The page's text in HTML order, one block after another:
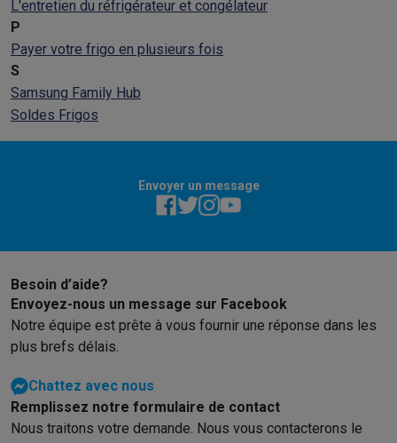
L'entretien du réfrigérateur et congélateur
P
Payer votre frigo en plusieurs fois
S
Samsung Family Hub
Soldes Frigos
Envoyer un message
Besoin d’aide?
Envoyez-nous un message sur Facebook
Notre équipe est prête à vous fournir une réponse dans les
plus brefs délais.
Chattez avec nous
Remplissez notre formulaire de contact
Nous traitons votre demande. Nous vous contacterons le